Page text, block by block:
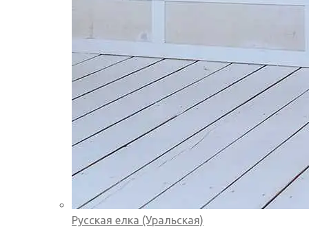
Русская елка (Уральская)